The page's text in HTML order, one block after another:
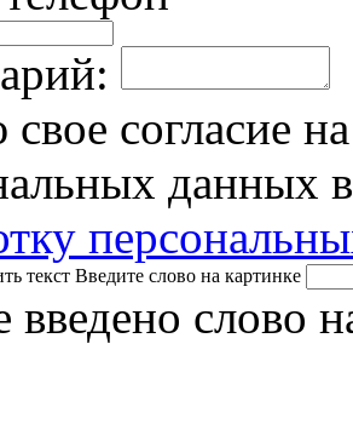
согласие
данных
текст Введите слово на картинке
введено слово